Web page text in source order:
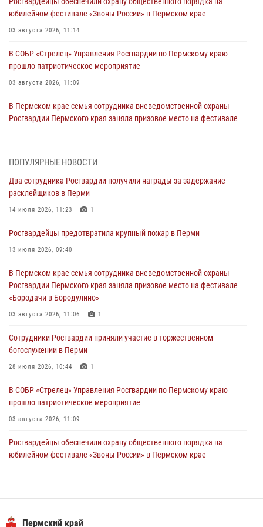
юбилейном фестивале «Звоны России» в Пермском крае
03 августа 2026, 11:14
В СОБР «Стрелец» Управления Росгвардии по Пермскому краю
прошло патриотическое мероприятие
03 августа 2026, 11:09
В Пермском крае семья сотрудника вневедомственной охраны
Росгвардии Пермского края заняла призовое место на фестивале
юных спортсменов
03 августа 2026, 10:59
30 июля 2026, 05:19
богослужении в Перми
28 июля 2026, 10:44
Росгвардейцы оказали силовую поддержку при задержании
28 июля 2026, 06:15
ПОПУЛЯРНЫЕ НОВОСТИ
Два сотрудника Росгвардии получили награды за задержание
расклейщиков в Перми
14 июля 2026, 11:23 1
Росгвардейцы предотвратила крупный пожар в Перми
13 июля 2026, 09:40
В Пермском крае семья сотрудника вневедомственной охраны
Росгвардии Пермского края заняла призовое место на фестивале
«Бородачи в Бородулино»
03 августа 2026, 11:06 1
Сотрудники Росгвардии приняли участие в торжественном
богослужении в Перми
28 июля 2026, 10:44 1
В СОБР «Стрелец» Управления Росгвардии по Пермскому краю
прошло патриотическое мероприятие
03 августа 2026, 11:09
Росгвардейцы обеспечили охрану общественного порядка на
юбилейном фестивале «Звоны России» в Пермском крае
ветеринарно-санитарной службы с годовщиной образования
Пермский край